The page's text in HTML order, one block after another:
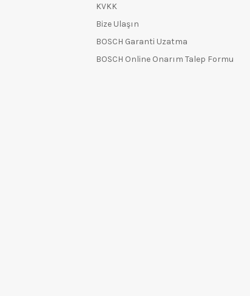
KVKK
Bize Ulaşın
BOSCH Garanti Uzatma
BOSCH Online Onarım Talep Formu